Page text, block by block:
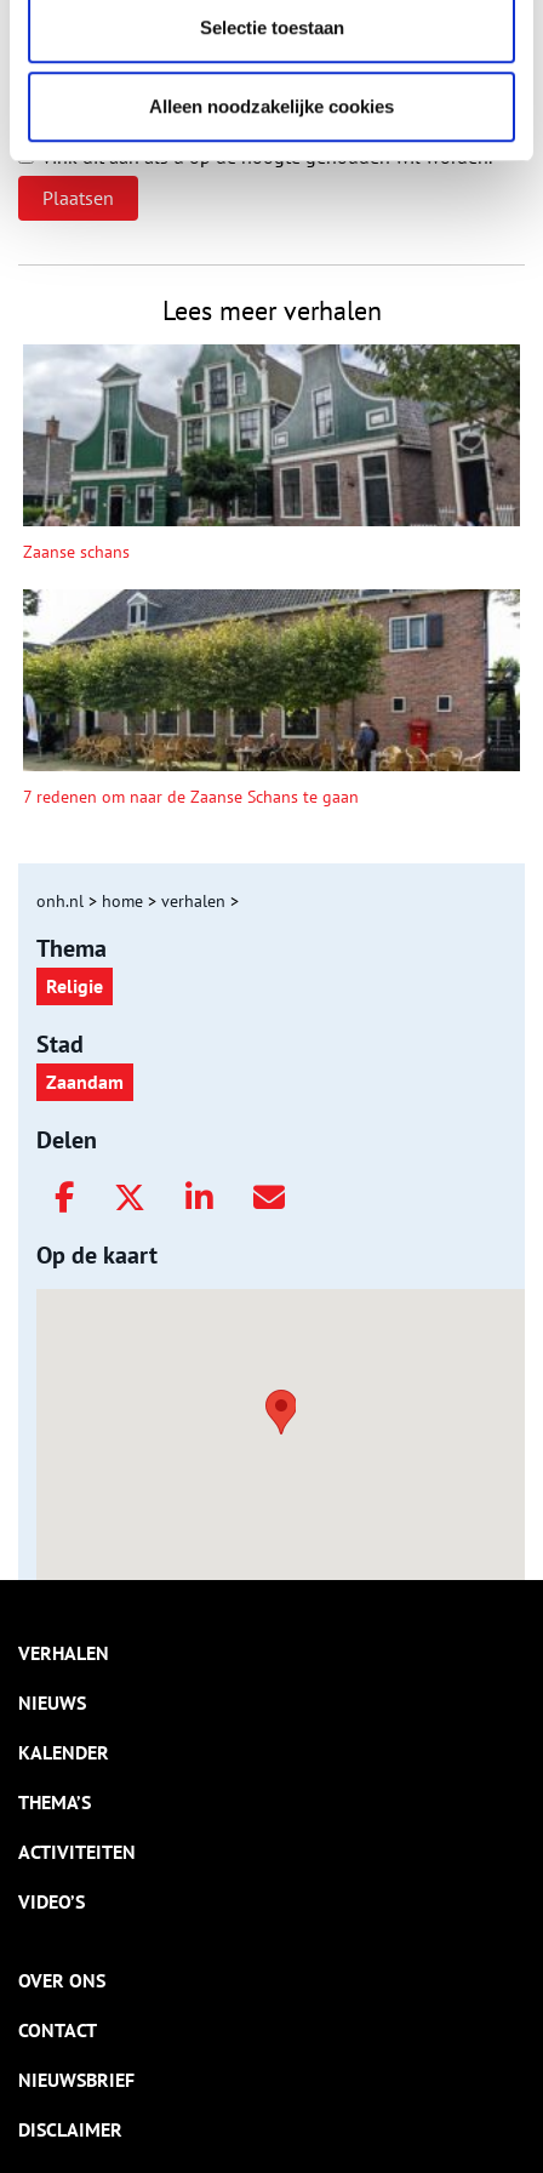
Selectie toestaan
Alleen noodzakelijke cookies
E-mail*
Vink dit aan als u op de hoogte gehouden wil worden.
Lees meer verhalen
Zaanse schans
7 redenen om naar de Zaanse Schans te gaan
onh.nl > home > verhalen >
Thema
Religie
Stad
Zaandam
Delen
Op de kaart
VERHALEN
NIEUWS
KALENDER
THEMA’S
ACTIVITEITEN
VIDEO’S
OVER ONS
CONTACT
NIEUWSBRIEF
DISCLAIMER